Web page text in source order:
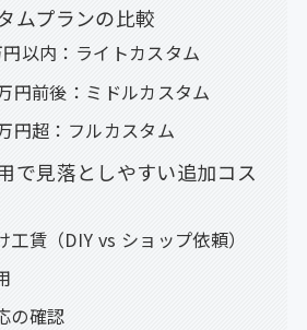
ムプランの比較
以内：ライトカスタム
円前後：ミドルカスタム
円超：フルカスタム
で見落としやすい追加コス
工賃（DIY vs ショップ依頼）
の確認